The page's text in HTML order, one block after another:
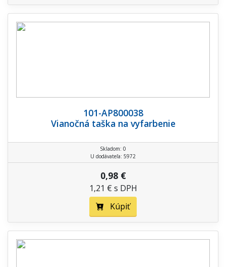
101-AP800038
Vianočná taška na vyfarbenie
Skladom: 0
U dodávateľa: 5972
0,98 €
1,21 € s DPH
Kúpiť